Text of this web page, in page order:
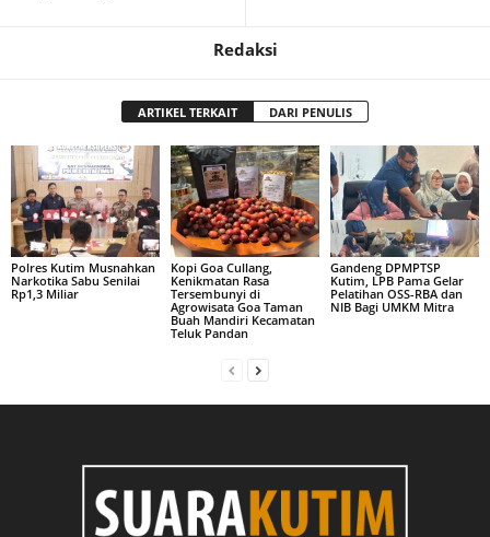
Redaksi
ARTIKEL TERKAIT DARI PENULIS
Polres Kutim Musnahkan
Narkotika Sabu Senilai
Rp1,3 Miliar
Kopi Goa Cullang,
Kenikmatan Rasa
Tersembunyi di
Agrowisata Goa Taman
Buah Mandiri Kecamatan
Teluk Pandan
Gandeng DPMPTSP
Kutim, LPB Pama Gelar
Pelatihan OSS-RBA dan
NIB Bagi UMKM Mitra